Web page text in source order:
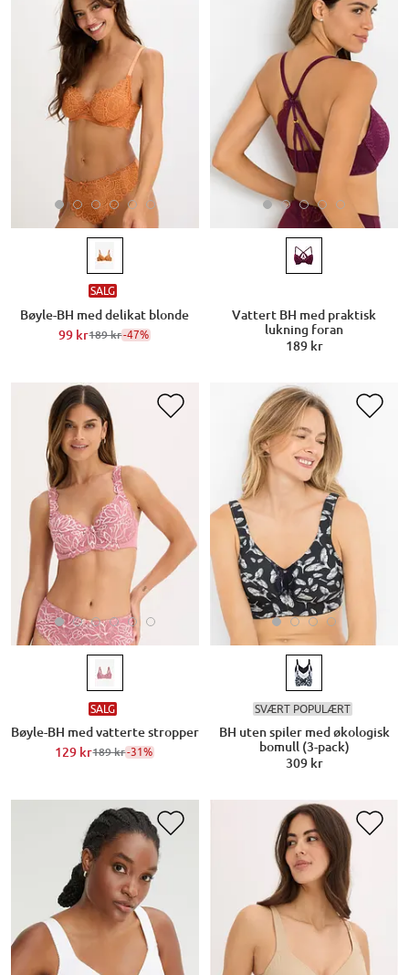
SALG
Bøyle-BH med delikat blonde
99 kr189 kr-47%
Vattert BH med praktisk
lukning foran
189 kr
SALG
Bøyle-BH med vatterte stropper
129 kr189 kr-31%
SVÆRT POPULÆRT
BH uten spiler med økologisk
bomull (3-pack)
309 kr